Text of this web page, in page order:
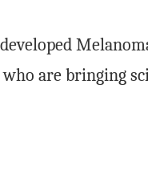
are bringing